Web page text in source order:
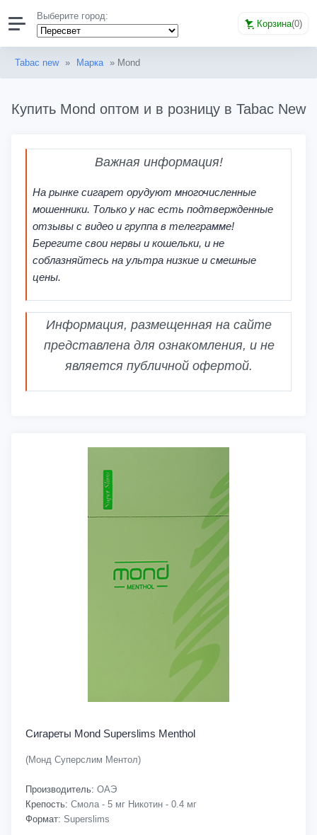
Выберите город:
Корзина(0)
Tabac new » Марка » Mond
Купить Mond оптом и в розницу в Tabac New
Важная информация!
На рынке сигарет орудуют многочисленные
мошенники. Только у нас есть подтвержденные
отзывы с видео и группа в телеграмме!
Берегите свои нервы и кошельки, и не
соблазняйтесь на ультра низкие и смешные
цены.
Информация, размещенная на сайте
представлена для ознакомления, и не
является публичной офертой.
Сигареты Mond Superslims Menthol
(Монд Суперслим Ментол)
Производитель: ОАЭ
Крепость: Смола - 5 мг Никотин - 0.4 мг
Формат: Superslims